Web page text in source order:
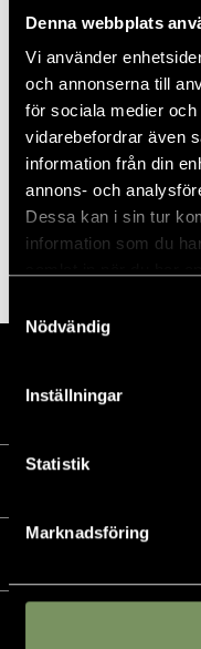
Denna webbplats
Vi använder
och annonserna till
för sociala medier
vidarebefordrar även
information från din
annons- och
Dessa kan i sin tur
information som du
Nödvändig
Inställningar
Statistik
Marknadsföring
Kommande
Välj
datum.
Föregående Evenemang